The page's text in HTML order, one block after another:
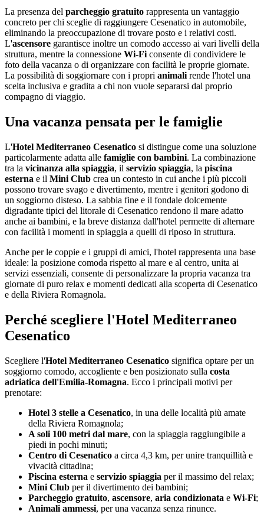
La presenza del parcheggio gratuito rappresenta un vantaggio
concreto per chi sceglie di raggiungere Cesenatico in automobile,
eliminando la preoccupazione di trovare posto e i relativi costi.
L'ascensore garantisce inoltre un comodo accesso ai vari livelli della
struttura, mentre la connessione Wi-Fi consente di condividere le
foto della vacanza o di organizzare con facilità le proprie giornate.
La possibilità di soggiornare con i propri animali rende l'hotel una
scelta inclusiva e gradita a chi non vuole separarsi dal proprio
compagno di viaggio.
Una vacanza pensata per le famiglie
L'Hotel Mediterraneo Cesenatico si distingue come una soluzione
particolarmente adatta alle famiglie con bambini. La combinazione
tra la vicinanza alla spiaggia, il servizio spiaggia, la piscina
esterna e il Mini Club crea un contesto in cui anche i più piccoli
possono trovare svago e divertimento, mentre i genitori godono di
un soggiorno disteso. La sabbia fine e il fondale dolcemente
digradante tipici del litorale di Cesenatico rendono il mare adatto
anche ai bambini, e la breve distanza dall'hotel permette di alternare
con facilità i momenti in spiaggia a quelli di riposo in struttura.
Anche per le coppie e i gruppi di amici, l'hotel rappresenta una base
ideale: la posizione comoda rispetto al mare e al centro, unita ai
servizi essenziali, consente di personalizzare la propria vacanza tra
giornate di puro relax e momenti dedicati alla scoperta di Cesenatico
e della Riviera Romagnola.
Perché scegliere l'Hotel Mediterraneo
Cesenatico
Scegliere l'Hotel Mediterraneo Cesenatico significa optare per un
soggiorno comodo, accogliente e ben posizionato sulla costa
adriatica dell'Emilia-Romagna. Ecco i principali motivi per
prenotare:
Hotel 3 stelle a Cesenatico, in una delle località più amate
della Riviera Romagnola;
A soli 100 metri dal mare, con la spiaggia raggiungibile a
piedi in pochi minuti;
Centro di Cesenatico a circa 4,3 km, per unire tranquillità e
vivacità cittadina;
Piscina esterna e servizio spiaggia per il massimo del relax;
Mini Club per il divertimento dei bambini;
Parcheggio gratuito, ascensore, aria condizionata e Wi-Fi;
Animali ammessi, per una vacanza senza rinunce.